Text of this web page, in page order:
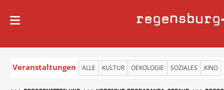
regensburg
Veranstaltungen ALLE KULTUR OEKOLOGIE SOZIALES KINO